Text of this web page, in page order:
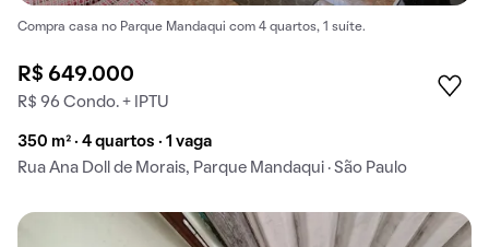
Compra casa no Parque Mandaqui com 4 quartos, 1 suíte.
R$ 649.000
R$ 96 Condo. + IPTU
350 m² · 4 quartos · 1 vaga
Rua Ana Doll de Morais, Parque Mandaqui · São Paulo